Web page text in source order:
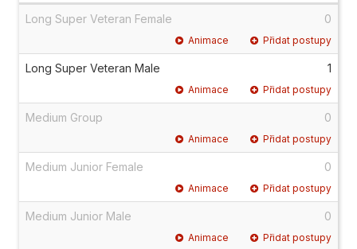
Long Super Veteran Female 0
Animace Přidat postupy
Long Super Veteran Male 1
Animace Přidat postupy
Medium Group 0
Animace Přidat postupy
Medium Junior Female 0
Animace Přidat postupy
Medium Junior Male 0
Animace Přidat postupy